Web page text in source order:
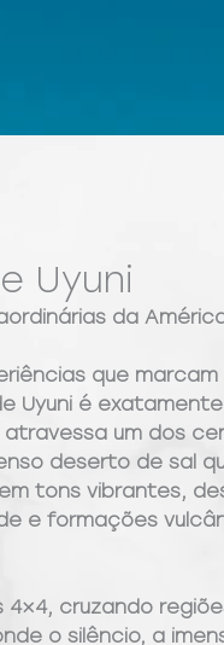
Uyuni
da
que
Uyuni é exatamente
um dos
deserto de sal
tons vibrantes,
e formações
cruzando
o silêncio, a